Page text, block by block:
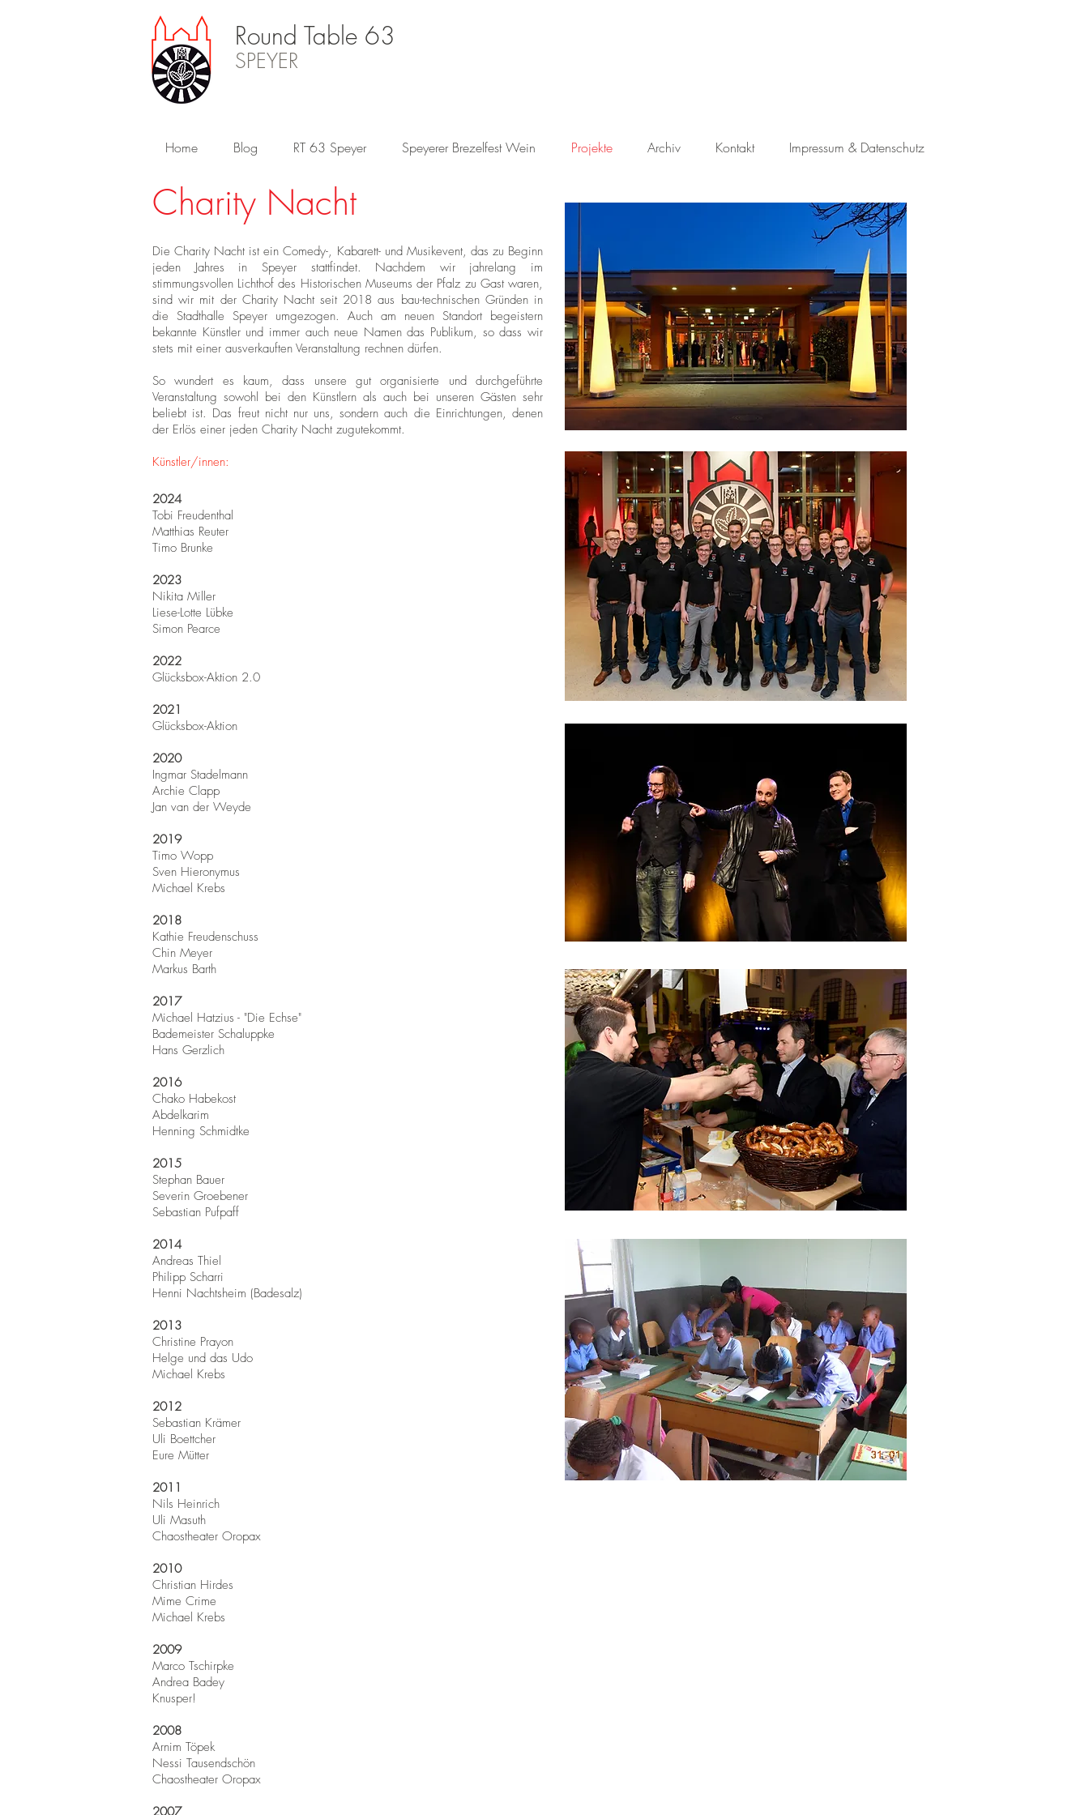
Round Table 63
SPEYER
Home Blog RT 63 Speyer Speyerer Brezelfest Wein Projekte Archiv Kontakt Impressum & Datenschutz
Charity Nacht
Die Charity Nacht ist ein Comedy-, Kabarett- und Musikevent, das zu Beginn
jeden Jahres in Speyer stattfindet. Nachdem wir jahrelang im
stimmungsvollen Lichthof des Historischen Museums der Pfalz zu Gast waren,
sind wir mit der Charity Nacht seit 2018 aus bau-technischen Gründen in
die Stadthalle Speyer umgezogen. Auch am neuen Standort begeistern
bekannte Künstler und immer auch neue Namen das Publikum, so dass wir
stets mit einer ausverkauften Veranstaltung rechnen dürfen.
So wundert es kaum, dass unsere gut organisierte und durchgeführte
Veranstaltung sowohl bei den Künstlern als auch bei unseren Gästen sehr
beliebt ist. Das freut nicht nur uns, sondern auch die Einrichtungen, denen
der Erlös einer jeden Charity Nacht zugutekommt.
Künstler/innen:
2024
Tobi Freudenthal
Matthias Reuter
Timo Brunke
2023
Nikita Miller
Liese-Lotte Lübke
Simon Pearce
2022
Glücksbox-Aktion 2.0
2021
Glücksbox-Aktion
2020
Ingmar Stadelmann
Archie Clapp
Jan van der Weyde
2019
Timo Wopp
Sven Hieronymus
Michael Krebs
2018
Kathie Freudenschuss
Chin Meyer
Markus Barth
2017
Michael Hatzius - "Die Echse"
Bademeister Schaluppke
Hans Gerzlich
2016
Chako Habekost
Abdelkarim
Henning Schmidtke
2015
Stephan Bauer
Severin Groebener
Sebastian Pufpaff
2014
Andreas Thiel
Philipp Scharri
Henni Nachtsheim (Badesalz)
2013
Christine Prayon
Helge und das Udo
Michael Krebs
2012
Sebastian Krämer
Uli Boettcher
Eure Mütter
2011
Nils Heinrich
Uli Masuth
Chaostheater Oropax
2010
Christian Hirdes
Mime Crime
Michael Krebs
2009
Marco Tschirpke
Andrea Badey
Knusper!
2008
Arnim Töpek
Nessi Tausendschön
Chaostheater Oropax
2007